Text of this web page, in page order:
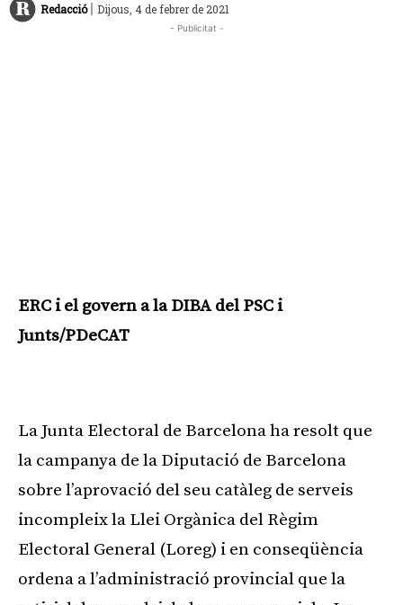
Redacció | Dijous, 4 de febrer de 2021
- Publicitat -
ERC i el govern a la DIBA del PSC i
Junts/PDeCAT
La Junta Electoral de Barcelona ha resolt que
la campanya de la Diputació de Barcelona
sobre l’aprovació del seu catàleg de serveis
incompleix la Llei Orgànica del Règim
Electoral General (Loreg) i en conseqüència
ordena a l’administració provincial que la